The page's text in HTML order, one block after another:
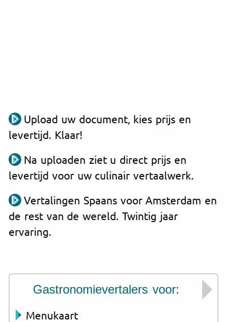
Upload uw document, kies prijs en
levertijd. Klaar!
Na uploaden ziet u direct prijs en
levertijd voor uw culinair vertaalwerk.
Vertalingen Spaans voor Amsterdam en
de rest van de wereld. Twintig jaar
ervaring.
Gastronomievertalers voor:
Menukaart